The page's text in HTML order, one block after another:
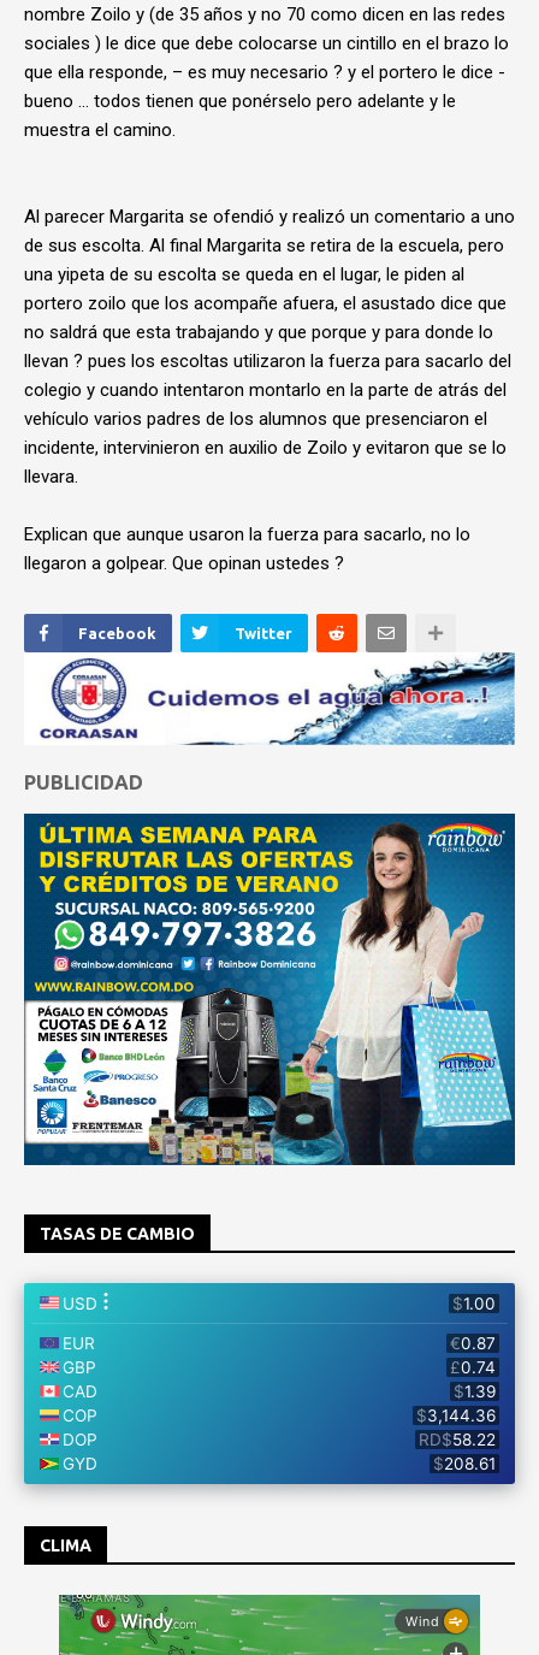
nombre Zoilo y (de 35 años y no 70 como dicen en las redes
sociales ) le dice que debe colocarse un cintillo en el brazo lo
que ella responde, – es muy necesario ? y el portero le dice -
bueno … todos tienen que ponérselo pero adelante y le
muestra el camino.
Al parecer Margarita se ofendió y realizó un comentario a uno
de sus escolta. Al final Margarita se retira de la escuela, pero
una yipeta de su escolta se queda en el lugar, le piden al
portero zoilo que los acompañe afuera, el asustado dice que
no saldrá que esta trabajando y que porque y para donde lo
llevan ? pues los escoltas utilizaron la fuerza para sacarlo del
colegio y cuando intentaron montarlo en la parte de atrás del
vehículo varios padres de los alumnos que presenciaron el
incidente, intervinieron en auxilio de Zoilo y evitaron que se lo
llevara.
Explican que aunque usaron la fuerza para sacarlo, no lo
llegaron a golpear. Que opinan ustedes ?
Facebook Twitter
PUBLICIDAD
TASAS DE CAMBIO
CLIMA